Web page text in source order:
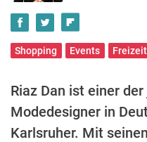
Shopping Events Freizeit
Riaz Dan ist einer
Modedesigner in
Karlsruher. Mit